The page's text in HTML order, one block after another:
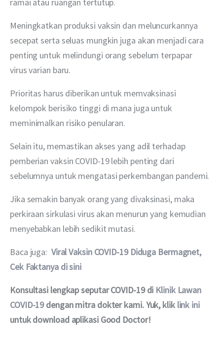
Meningkatkan produksi vaksin dan meluncurkannya
secepat serta seluas mungkin juga akan menjadi cara
penting untuk melindungi orang sebelum terpapar
virus varian baru.
Prioritas harus diberikan untuk memvaksinasi
kelompok berisiko tinggi di mana juga untuk
meminimalkan risiko penularan.
Selain itu, memastikan akses yang adil terhadap
pemberian vaksin COVID-19 lebih penting dari
sebelumnya untuk mengatasi perkembangan pandemi.
Jika semakin banyak orang yang divaksinasi, maka
perkiraan sirkulasi virus akan menurun yang kemudian
menyebabkan lebih sedikit mutasi.
Baca juga: Viral Vaksin COVID-19 Diduga Bermagnet,
Cek Faktanya di sini
Konsultasi lengkap seputar COVID-19 di Klinik Lawan
COVID-19 dengan mitra dokter kami. Yuk, klik link ini
untuk download aplikasi Good Doctor!